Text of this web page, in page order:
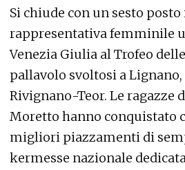
Si chiude con un sesto
rappresentativa femminile
Venezia Giulia al Trofeo
pallavolo svoltosi a Lignano,
Rivignano-Teor. Le ragazze
Moretto hanno conquistato
migliori piazzamenti di
kermesse nazionale